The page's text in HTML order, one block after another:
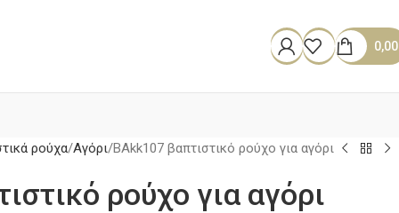
ρούχα Αγόρι BAkk107 βαπτιστικό ρούχο για αγόρι
ρούχο για αγόρι